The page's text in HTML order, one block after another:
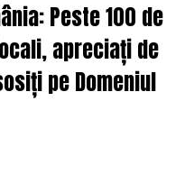
Peste 100 de
apreciați de
pe Domeniul